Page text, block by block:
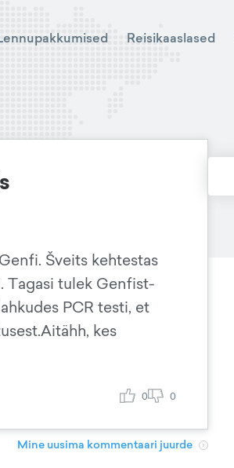
Reisikaaslased
Šveits kehtestas
Tagasi tulek Genfist-
PCR testi, et
kes
0 0
Mine uusima kommentaari juurde